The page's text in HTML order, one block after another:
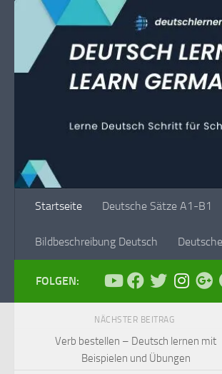
Unter dem Inhalt
Startseite Deutsche Sätze A1-B1
Bildbeschreibung Deutsch
FOLGEN:
NÄCHSTER BEITRAG
Verb bestellen – Deutsch lernen mit
Beispielen und Übungen